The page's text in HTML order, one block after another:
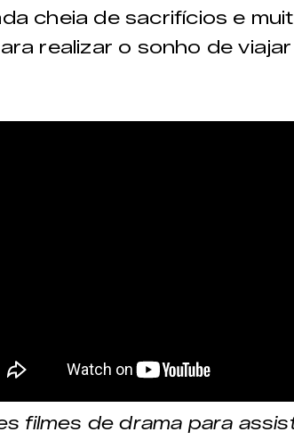
cheia de sacrifícios e
realizar o sonho de
filmes de drama para